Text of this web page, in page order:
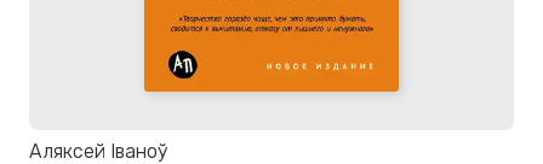
Аляксей Іваноў